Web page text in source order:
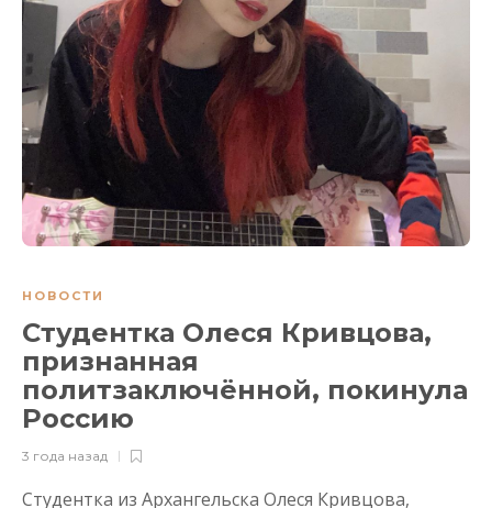
НОВОСТИ
Студентка Олеся Кривцова,
признанная
политзаключённой, покинула
Россию
3 года назад
Студентка из Архангельска Олеся Кривцова,